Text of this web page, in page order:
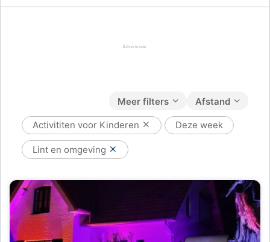
Afstand
Meer filters
Activititen voor Kinderen Deze week
Lint en omgeving